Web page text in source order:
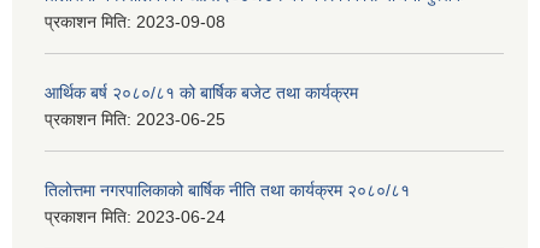
प्रकाशन मिति: 2023-09-08
आर्थिक बर्ष २०८०/८१ को बार्षिक बजेट तथा कार्यक्रम
प्रकाशन मिति: 2023-06-25
तिलोत्तमा नगरपालिकाको बार्षिक नीति तथा कार्यक्रम २०८०/८१
प्रकाशन मिति: 2023-06-24